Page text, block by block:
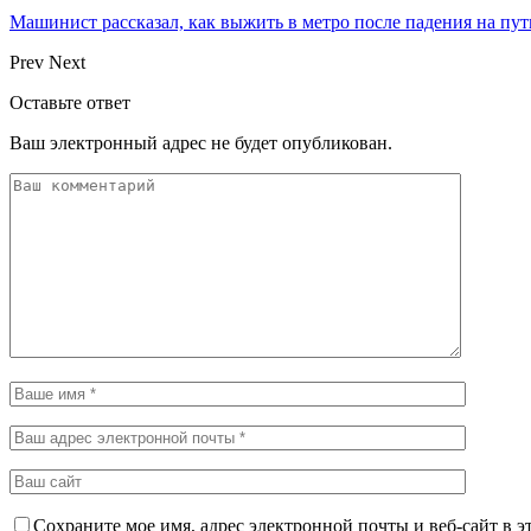
Машинист рассказал, как выжить в метро после падения на
Prev Next
Оставьте ответ
Ваш электронный адрес не будет опубликован.
Сохраните мое имя, адрес электронной почты и веб-сайт в